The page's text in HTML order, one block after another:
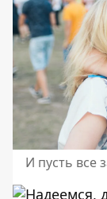
И пусть все